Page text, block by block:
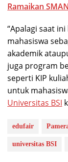
Ramaikan
“Apalagi saat
mahasiswa
akademik
juga program
seperti KIP
untuk
Universitas BSI
edufair
universitas BSI